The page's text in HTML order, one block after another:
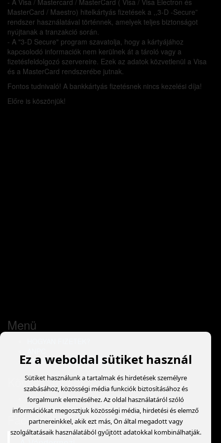
- A Visa / Mastercard / MasterCard ( Visa / Visa Electron és
MasterCard / Maestro) hitelkártyás fizetések a ,,3-D -Secure”
rendszer használatával történnek, amelyek teljes biztonságot
nyújtanak a tranzakció során.
- A "3-D Secure" program szavatolja, hogy a kártyájához
kapcsolodó informaciók nem kerülnek át a tároló vagy a
fizetésfeldolgozó szervereire. Ezek az adatok közvetlenül a Visa
és a MasterCard rendszerébe jutnak.
Fontos tudnivaló! A bankkártyás fizetésnek nincs kezelési díja!
Előre is köszönjük!
Menü
ONLINE VITARENDEZÉS
Kövess minket
Facebook
Ez a weboldal sütiket használ
Sütiket használunk a tartalmak és hirdetések személyre
szabásához, közösségi média funkciók biztosításához és
forgalmunk elemzéséhez. Az oldal használatáról szóló
információkat megosztjuk közösségi média, hirdetési és elemző
partnereinkkel, akik ezt más, Ön által megadott vagy
szolgáltatásaik használatából gyűjtött adatokkal kombinálhatják.